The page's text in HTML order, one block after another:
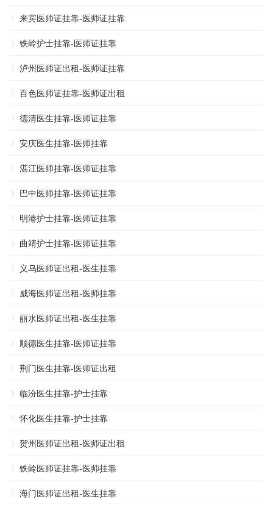
来宾医师证挂靠-医师证挂靠
铁岭护士挂靠-医师证挂靠
泸州医师证出租-医师证挂靠
百色医师证挂靠-医师证出租
德清医生挂靠-医师证挂靠
安庆医生挂靠-医师挂靠
湛江医师挂靠-医师证挂靠
巴中医师挂靠-医师证挂靠
明港护士挂靠-医师证挂靠
曲靖护士挂靠-医师证挂靠
义乌医师证出租-医生挂靠
威海医师证出租-医师挂靠
丽水医师证出租-医生挂靠
顺德医生挂靠-医师证挂靠
荆门医生挂靠-医师证出租
临汾医生挂靠-护士挂靠
怀化医生挂靠-护士挂靠
贺州医师证出租-医师证出租
铁岭医师证挂靠-医师挂靠
海门医师证出租-医生挂靠